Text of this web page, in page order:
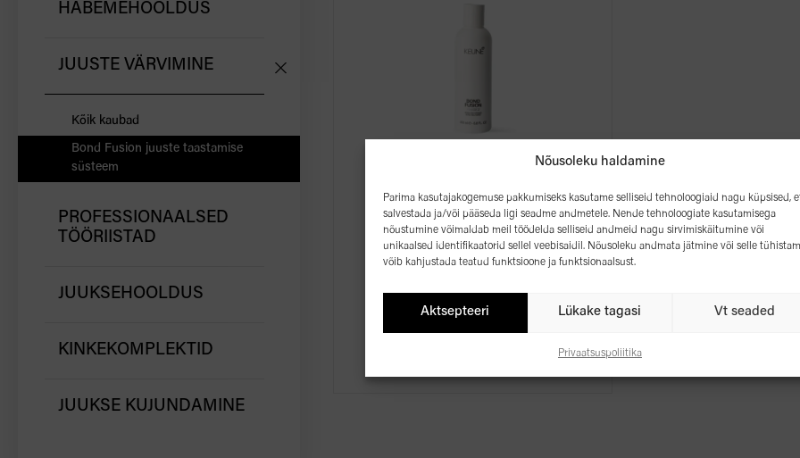
Nõusoleku haldamine
Parima kasutajakogemuse pakkumiseks kasutame selliseid tehnoloogiaid nagu küpsised,
salvestada ja/või pääseda ligi seadme andmetele. Nende tehnoloogiate kasutamisega
nõustumine võimaldab meil töödelda selliseid andmeid nagu sirvimiskäitumine või
unikaalsed identifikaatorid sellel veebisaidil. Nõusoleku andmata jätmine või selle
võib kahjustada teatud funktsioone ja funktsionaalsust.
Aktsepteeri Lükake tagasi Vt seaded
Privaatsuspoliitika
HABEMEHOOLDUS
JUUSTE VÄRVIMINE
Kõik kaubad
Bond Fusion juuste taastamise
süsteem
PROFESSIONAALSED
TÖÖRIISTAD
JUUKSEHOOLDUS
KINKEKOMPLEKTID
JUUKSE KUJUNDAMINE
BOND FUSION KOLMAS ETAPP
36,64€
200ml